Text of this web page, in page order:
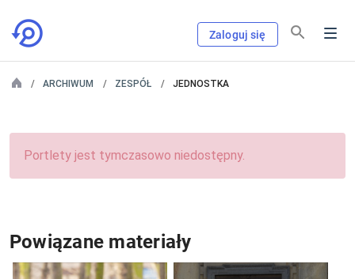
Zaloguj się
ARCHIWUM ZESPÓŁ JEDNOSTKA
Portlety jest tymczasowo niedostępny.
Powiązane materiały